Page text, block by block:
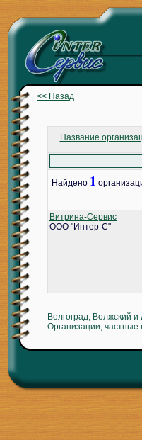
<< Назад
Название
Найдено 1
Витрина-Сервис
ООО "Интер-С"
Волгоград, Волжский
Организации, частные